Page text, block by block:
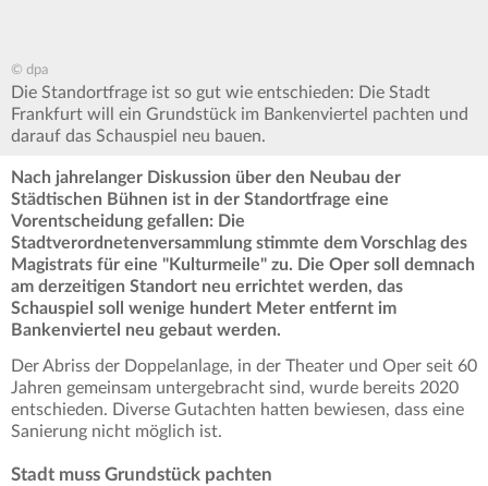
© dpa
Die Standortfrage ist so gut wie entschieden: Die Stadt
Frankfurt will ein Grundstück im Bankenviertel pachten und
darauf das Schauspiel neu bauen.
Nach jahrelanger Diskussion über den Neubau der
Städtischen Bühnen ist in der Standortfrage eine
Vorentscheidung gefallen: Die
Stadtverordnetenversammlung stimmte dem Vorschlag des
Magistrats für eine "Kulturmeile" zu. Die Oper soll demnach
am derzeitigen Standort neu errichtet werden, das
Schauspiel soll wenige hundert Meter entfernt im
Bankenviertel neu gebaut werden.
Der Abriss der Doppelanlage, in der Theater und Oper seit 60
Jahren gemeinsam untergebracht sind, wurde bereits 2020
entschieden. Diverse Gutachten hatten bewiesen, dass eine
Sanierung nicht möglich ist.
Stadt muss Grundstück pachten